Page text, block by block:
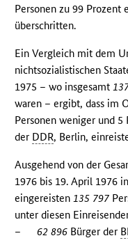
Personen zu 99 Prozent
überschritten.
Ein Vergleich mit dem
nichtsozialistischen
1975 – wo insgesamt
waren – ergibt, dass im
Personen weniger und 5
der DDR, Berlin,
Ausgehend von der
1976 bis 19. April 1976
eingereisten135 797
unter diesen
–
62 896 Bürger der